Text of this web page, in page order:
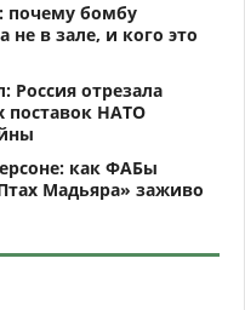
почему бомбу
не в зале, и кого это
Россия отрезала
поставок НАТО
как ФАБы
Мадьяра» заживо